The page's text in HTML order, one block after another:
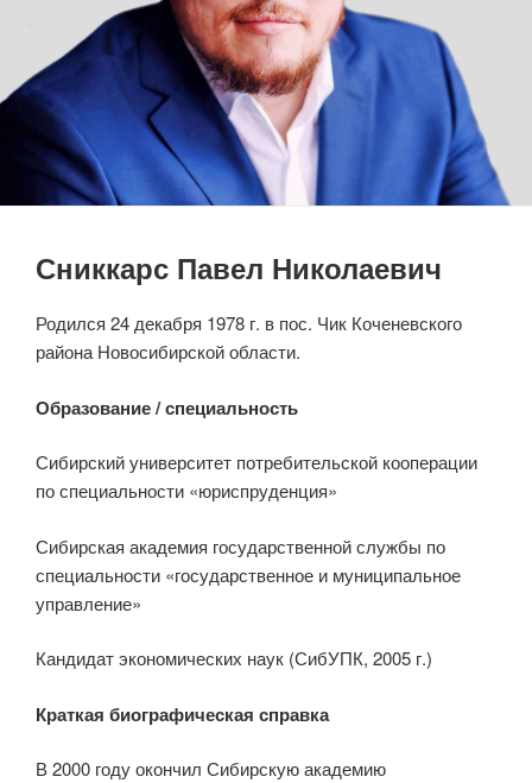
Сниккарс Павел Николаевич
Родился 24 декабря 1978 г. в пос. Чик Коченевского
района Новосибирской области.
Образование / специальность
Сибирский университет потребительской кооперации
по специальности «юриспруденция»
Сибирская академия государственной службы по
специальности «государственное и муниципальное
управление»
Кандидат экономических наук (СибУПК, 2005 г.)
Краткая биографическая справка
В 2000 году окончил Сибирскую академию